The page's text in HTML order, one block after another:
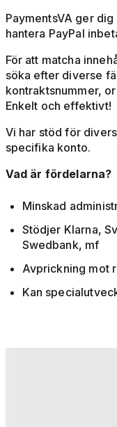
PaymentsVA ger
hantera PayPal
För att matcha
söka efter diverse
kontraktsnummer,
Enkelt och effektivt!
Vi har stöd för
specifika konto.
Vad är fördelarna?
Minskad
Stödjer Klarna,
Swedbank, mf
Avprickning mot
Kan